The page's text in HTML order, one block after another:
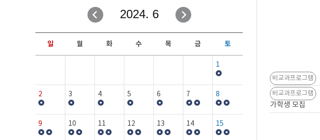
창업지원·교육센터
현장실습/IPP사업단
커뮤니티
일정안내
보도자료
행사갤러리
2024. 6
일 월 화 수 목 금 토
1
2 3 4 5 6 7 8
9 10 11 12 13 14 15
비교과프로그램
비교과프로그램
가학생 모집